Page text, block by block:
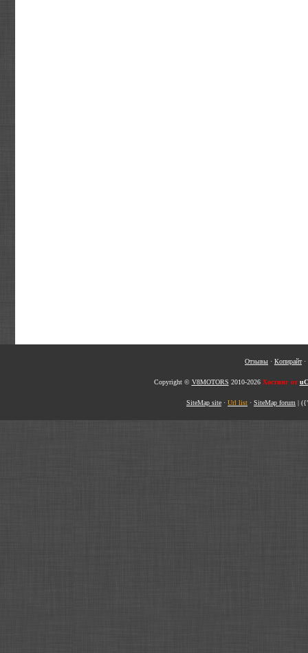
Отзывы · Копирайт·
Copyright © V8MOTORS 2010-2026 Хостинг от
SiteMap site · Url list · SiteMap forum |